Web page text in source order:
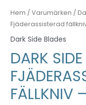
Hem /Varumärken /
Fjäderassisterad
Dark Side Blades
DARK
FÄLLKNIV